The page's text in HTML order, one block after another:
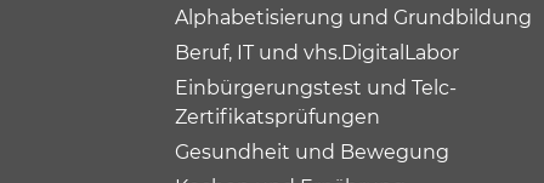
Alphabetisierung und Grundbildung
Beruf, IT und vhs.DigitalLabor
Einbürgerungstest und Telc-
Zertifikatsprüfungen
Gesundheit und Bewegung